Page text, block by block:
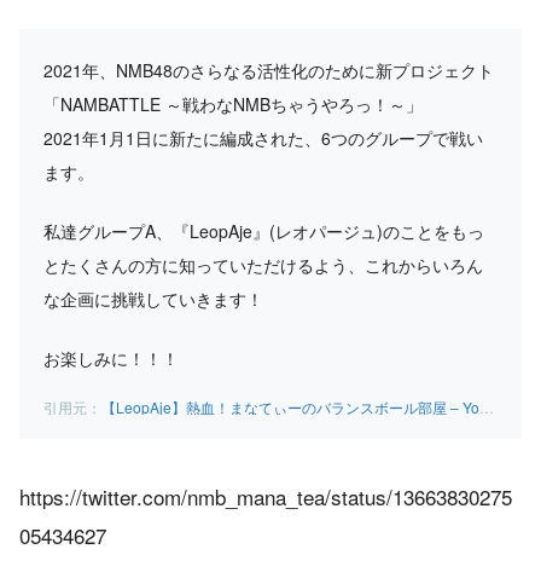
2021年、NMB48のさらなる活性化のために新プロジェクト
「NAMBATTLE ～戦わなNMBちゃうやろっ！～」
2021年1月1日に新たに編成された、6つのグループで戦い
ます。
私達グループA、『LeopAje』(レオパージュ)のことをもっ
とたくさんの方に知っていただけるよう、これからいろん
な企画に挑戦していきます！
お楽しみに！！！
【LeopAje】熱血！まなてぃーのバランスボール部屋 – YouTube
https://twitter.com/nmb_mana_tea/status/13663830275
05434627